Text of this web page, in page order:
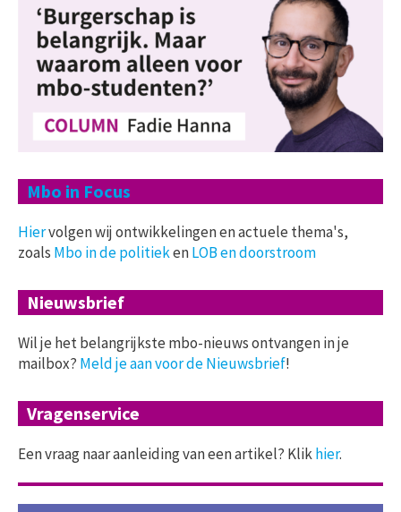
Mbo in Focus
Hiervolgen wij ontwikkelingen en actuele thema's,
zoals Mbo in de politiekenLOB en doorstroom
Nieuwsbrief
Wil je het belangrijkste mbo-nieuws ontvangen in je
mailbox? Meld je aan voor de Nieuwsbrief!
Vragenservice
Een vraag naar aanleiding van een artikel? Klikhier.